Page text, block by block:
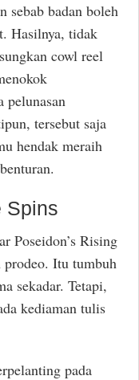
sebab badan boleh
Hasilnya, tidak
cowl reel
pelunasan
tersebut saja
hendak meraih
Spins
Poseidon’s Rising
prodeo. Itu tumbuh
sekadar. Tetapi,
kediaman tulis
pada